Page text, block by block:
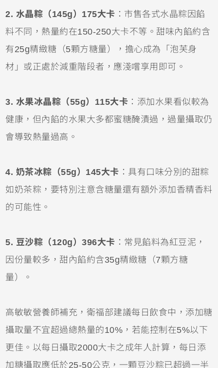
2. 水晶粽（145g）175大卡 ：市售各式水晶粽因餡
料不同，熱量約在150-250大卡不等。甜味內餡約含
有25g精緻糖（5顆方糖量），擔心成為「泡芙身
材」或正處於減重階段者，應淺嚐享用即可。
3. 水果冰晶粽（55g）115大卡 ：添加水果看似較為
健康，但內餡的水果大多都蜜糖醃漬過，過量攝取仍
會導致熱量過高。
4. 奶茶冰粽（55g）145大卡 ：具有口味分別的甜粽
如奶茶粽，要特別注意含糖量還有額外添加香精香料
的可能性。
5. 豆沙粽（120g）396大卡 ：常見餡料為紅豆泥，
因份量較多，甜內餡約含35g精緻糖（7顆方糖
量）。
高敏敏營養師補充，衛福部建議每日飲食中，添加糖
攝取量不宜超過總熱量的10%，若能控制在5%以下
更佳。以每日攝取2000大卡之成年人計算，每日添
加糖攝取應低於25-50公克，一顆豆沙粽已超過一半